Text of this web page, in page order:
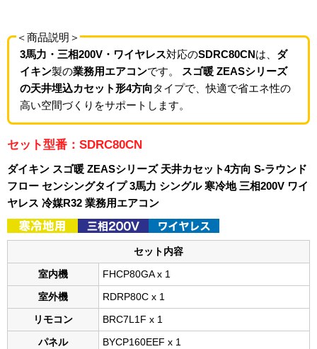
＜商品説明＞
3馬力・三相200V・ワイヤレス対応のSDRC80CNは、 ダ
イキン製の業務用エアコンです。
スゴ暖 ZEASシリーズ
の天井埋込カセット形4方向タイプで、快適で省エネ性の
高い空間づくりをサポートします。
セット型番：SDRC80CN
ダイキン スゴ暖 ZEASシリーズ 天井カセット4方向 S-ラウンド
フロー センシングタイプ 3馬力 シングル 寒冷地 三相200V ワイ
ヤレス 冷媒R32 業務用エアコン
セット内容
室内機 FHCP80GA x 1
室外機 RDRP80C x 1
リモコン BRC7L1F x 1
パネル BYCP160EEF x 1